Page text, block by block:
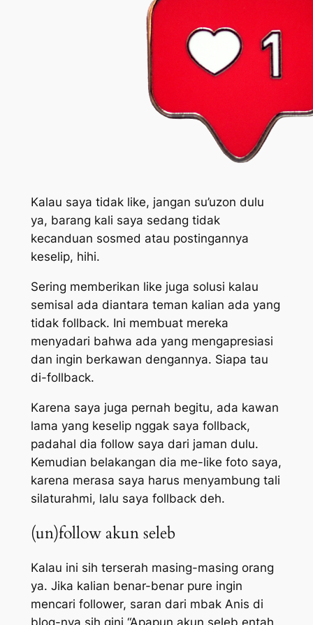
Kalau saya tidak like, jangan su’uzon dulu
ya, barang kali saya sedang tidak
kecanduan sosmed atau postingannya
keselip, hihi.
Sering memberikan like juga solusi kalau
semisal ada diantara teman kalian ada yang
tidak follback. Ini membuat mereka
menyadari bahwa ada yang mengapresiasi
dan ingin berkawan dengannya. Siapa tau
di-follback.
Karena saya juga pernah begitu, ada kawan
lama yang keselip nggak saya follback,
padahal dia follow saya dari jaman dulu.
Kemudian belakangan dia me-like foto saya,
karena merasa saya harus menyambung tali
silaturahmi, lalu saya follback deh.
(un)follow akun seleb
Kalau ini sih terserah masing-masing orang
ya. Jika kalian benar-benar pure ingin
mencari follower, saran dari mbak Anis di